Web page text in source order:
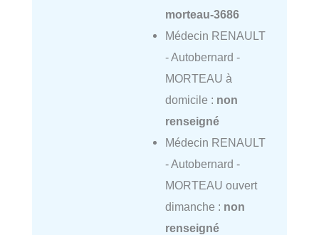
morteau-3686
Médecin RENAULT
- Autobernard -
MORTEAU à
domicile : non
renseigné
Médecin RENAULT
- Autobernard -
MORTEAU ouvert
dimanche : non
renseigné